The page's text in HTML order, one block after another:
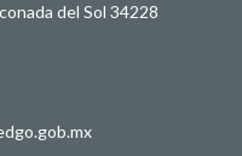
del Sol 34228